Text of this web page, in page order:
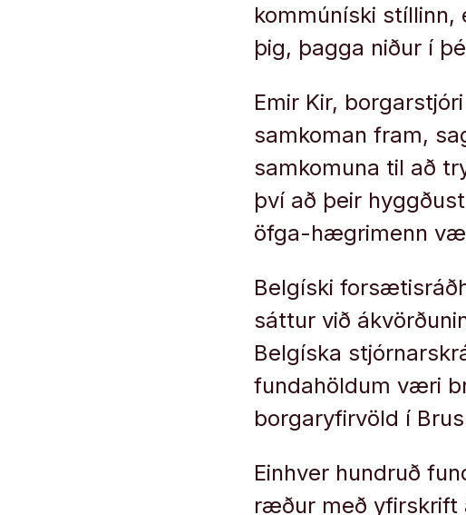
kommúníski stíllinn,
þig, þagga niður í
Emir Kir,
samkoman fram,
samkomuna til að
því að þeir
öfga-hægrimenn
Belgíski
sáttur við
Belgíska
fundahöldum væri
borgaryfirvöld í
Einhver hundruð
ræður með yfirskrift